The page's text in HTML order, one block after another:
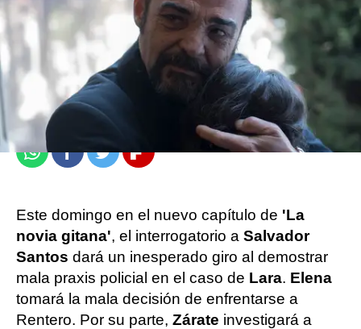
atresplayer
Madrid
Publicado: 21 de octubre de 2022, 14:31
WhatsappFacebook
TwitterFlipboard
Este domingo en el nuevo capítulo de 'La
novia gitana', el interrogatorio a Salvador
Santos dará un inesperado giro al demostrar
mala praxis policial en el caso de Lara. Elena
tomará la mala decisión de enfrentarse a
Rentero. Por su parte, Zárate investigará a